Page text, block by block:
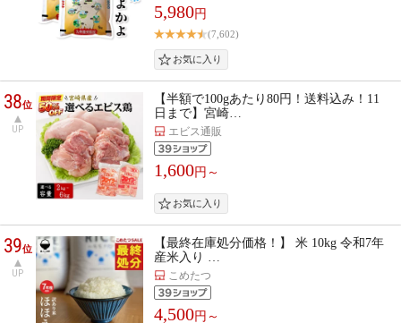
5,980円
(7,602)
38位
UP
【半額で100gあたり80円！送料込み！11
日まで】宮崎…
エビス通販
1,600円～
39位
UP
【最終在庫処分価格！】 米 10kg 令和7年
産米入り …
こめたつ
4,500円～